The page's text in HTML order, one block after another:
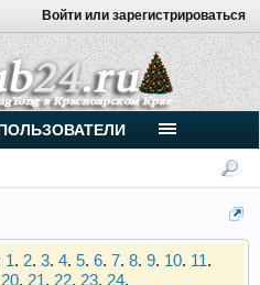
Войти или зарегистрироваться
нашего клуба!
вTelegram-чате.
дизелей от
20.21.22.23.24.
Августа 2026 года, 11